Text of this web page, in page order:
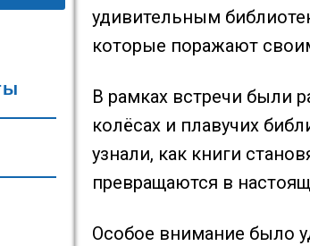
удивительным
которые поражают
В рамках встречи были
колёсах и плавучих
узнали, как книги
превращаются в
Особое внимание было